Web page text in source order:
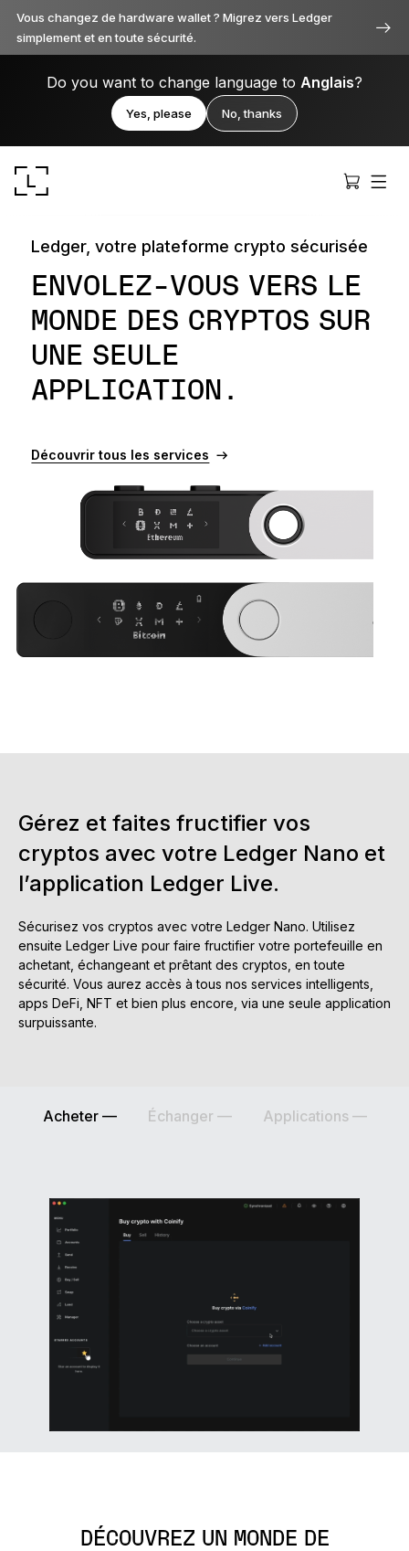
Vous changez de hardware wallet ? Migrez vers Ledger
simplement et en toute sécurité.
Do you want to change language to Anglais?
Yes, please No, thanks
Ledger Stax
Premium sous toutes ses facettes
Ledger NanoGen5
À votre image
COLORIS INÉDITS
Classics
Solution à toute épreuve
Accessoires
Solutions de récupération
Éditions limitées
Voir tout
Comparer les signers Ledger
Ledger, votre plateforme crypto sécurisée
ENVOLEZ-VOUS VERS LE
MONDE DES CRYPTOS SUR
UNE SEULE
APPLICATION.
Découvrir tous les services
Gérez et faites fructifier vos
cryptos avec votre Ledger Nano et
l’application Ledger Live.
Sécurisez vos cryptos avec votre Ledger Nano. Utilisez
ensuite Ledger Live pour faire fructifier votre portefeuille en
achetant, échangeant et prêtant des cryptos, en toute
sécurité. Vous aurez accès à tous nos services intelligents,
apps DeFi, NFT et bien plus encore, via une seule application
surpuissante.
Acheter — Échanger — Applications —
DÉCOUVREZ UN MONDE DE